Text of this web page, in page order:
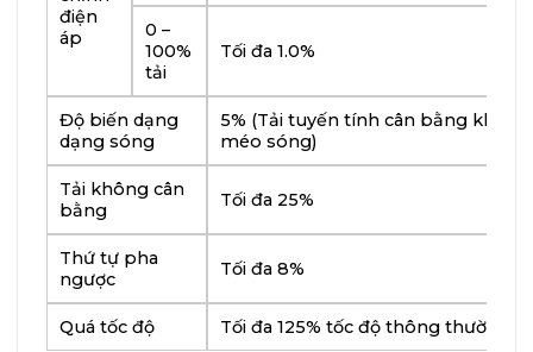
điện
áp
0 –
100%
tải
Tối đa 1.0%
Độ biến dạng
dạng sóng
5% (Tải tuyến tính cân bằng không
méo sóng)
Tải không cân
bằng
Tối đa 25%
Thứ tự pha
ngược
Tối đa 8%
Quá tốc độ Tối đa 125% tốc độ thông thường